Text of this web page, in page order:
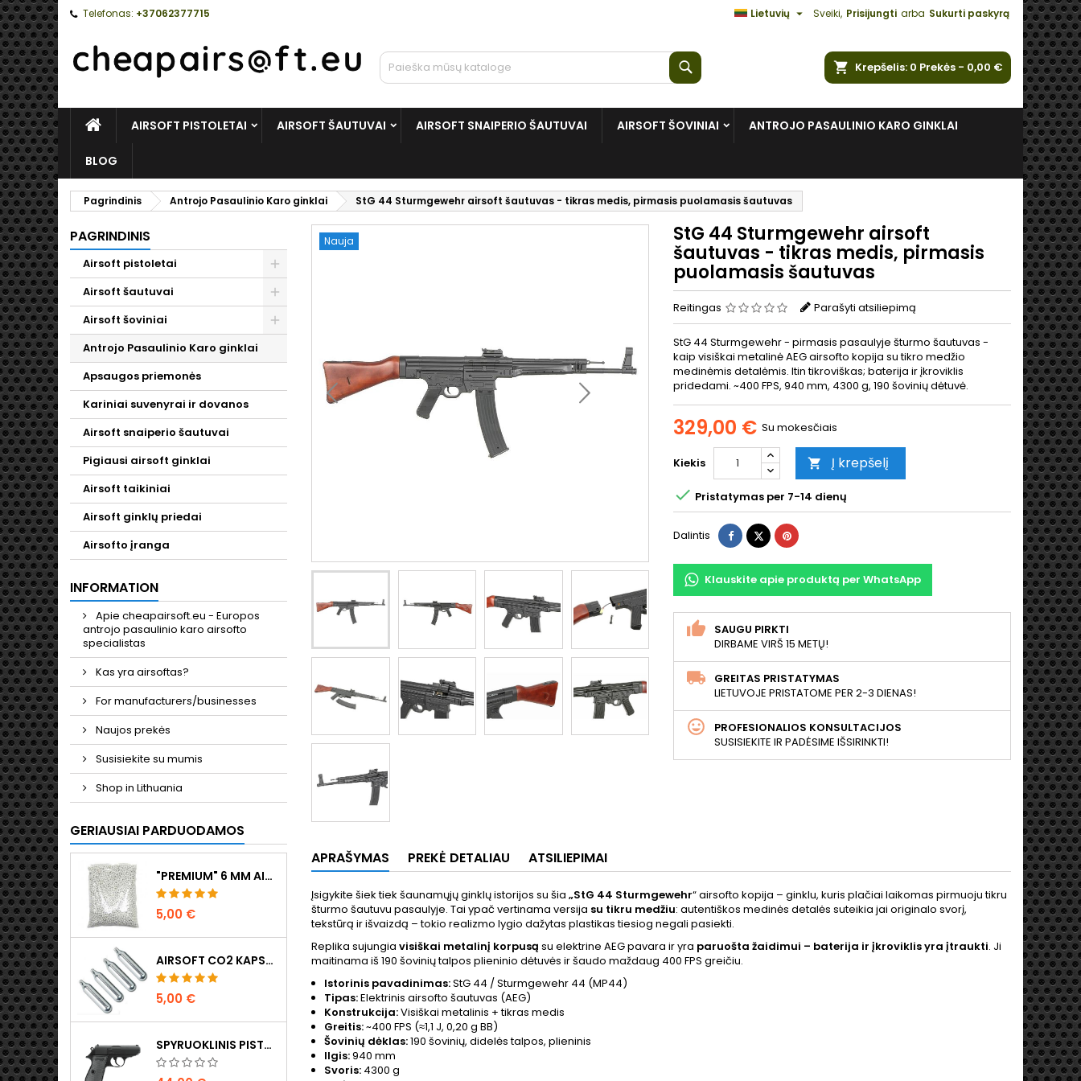
Telefonas: +37062377715 Sveiki, Prisijungti arba Sukurti paskyrą
Lietuvių 
Krepšelis 0 Prekės - 0,00 €
PAGRINDINIS
AIRSOFT PISTOLETAI AIRSOFT ŠAUTUVAI AIRSOFT SNAIPERIO ŠAUTUVAI AIRSOFT ŠOVINIAI ANTROJO PASAULINIO KARO GINKLAI
BLOG
Pagrindinis Antrojo Pasaulinio Karo ginklai StG 44 Sturmgewehr airsoft šautuvas - tikras medis, pirmasis puolamasis šautuvas
PAGRINDINIS
Airsoft pistoletai
Airsoft šautuvai
Airsoft šoviniai
Antrojo Pasaulinio Karo ginklai
Apsaugos priemonės
Kariniai suvenyrai ir dovanos
Airsoft snaiperio šautuvai
Pigiausi airsoft ginklai
Airsoft taikiniai
Airsoft ginklų priedai
Airsofto įranga
INFORMATION
Apie cheapairsoft.eu - Europos
antrojo pasaulinio karo airsofto
specialistas
Kas yra airsoftas?
For manufacturers/businesses
Naujos prekės
Susisiekite su mumis
Shop in Lithuania
GERIAUSIAI PARDUODAMOS
"PREMIUM" 6 MM AIRSOFT ŠRATAI 0,20 G - 1000 ŠOVINIŲ, BE UŽSTRIGIMO, ŠAUDYMAS TIESIAI
5,00 €
AIRSOFT CO2 KAPSULĖS 12G, 5 VNT. - PAGAMINTA VENGRIJOJE, ES, AUKŠČIAUSIOS KOKYBĖS
5,00 €
SPYRUOKLINIS PISTOLETAS WALTHER PPK/S
Nauja StG 44 Sturmgewehr airsoft
šautuvas - tikras medis, pirmasis
puolamasis šautuvas
Reitingas Parašyti atsiliepimą
StG 44 Sturmgewehr - pirmasis pasaulyje šturmo šautuvas -
kaip visiškai metalinė AEG airsofto kopija su tikro medžio
medinėmis detalėmis. Itin tikroviškas; baterija ir įkroviklis
pridedami. ~400 FPS, 940 mm, 4300 g, 190 šovinių dėtuvė.
329,00 € Su mokesčiais
Kiekis  Į krepšelį
 Pristatymas per 7-14 dienų
Dalintis DalintisTwitterPinterest
Klauskite apie produktą per WhatsApp
SAUGU PIRKTI
DIRBAME VIRŠ 15 METŲ!
GREITAS PRISTATYMAS
LIETUVOJE PRISTATOME PER 2-3 DIENAS!
PROFESIONALIOS KONSULTACIJOS
SUSISIEKITE IR PADĖSIME IŠSIRINKTI!
APRAŠYMAS PREKĖ DETALIAU ATSILIEPIMAI
Įsigykite šiek tiek šaunamųjų ginklų istorijos su šia „StG 44 Sturmgewehr“ airsofto kopija – ginklu, kuris plačiai laikomas pirmuoju tikru
šturmo šautuvu pasaulyje. Tai ypač vertinama versija su tikru medžiu: autentiškos medinės detalės suteikia jai originalo svorį,
tekstūrą ir išvaizdą – tokio realizmo lygio dažytas plastikas tiesiog negali pasiekti.
Replika sujungia visiškai metalinį korpusą su elektrine AEG pavara ir yra paruošta žaidimui – baterija ir įkroviklis yra įtraukti. Ji
maitinama iš 190 šovinių talpos plieninio dėtuvės ir šaudo maždaug 400 FPS greičiu.
Istorinis pavadinimas:StG 44 / Sturmgewehr 44 (MP44)
Tipas:Elektrinis airsofto šautuvas (AEG)
Konstrukcija:Visiškai metalinis + tikras medis
Greitis:~400 FPS (≈1,1 J, 0,20 g BB)
Šovinių dėklas:190 šovinių, didelės talpos, plieninis
Ilgis:940 mm
Svoris: 4300 g